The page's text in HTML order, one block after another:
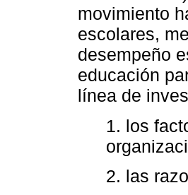
movimiento
escolares,
desempeño
educación
línea de
1. los
2. las